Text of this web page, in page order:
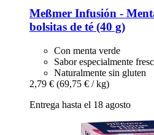
Meßmer Infusión -​
bolsitas de té (40 g)
Con menta verde
Sabor especialmente
Naturalmente sin gluten
2,79 € (69,75 € / kg)
Entrega hasta el 18 agosto